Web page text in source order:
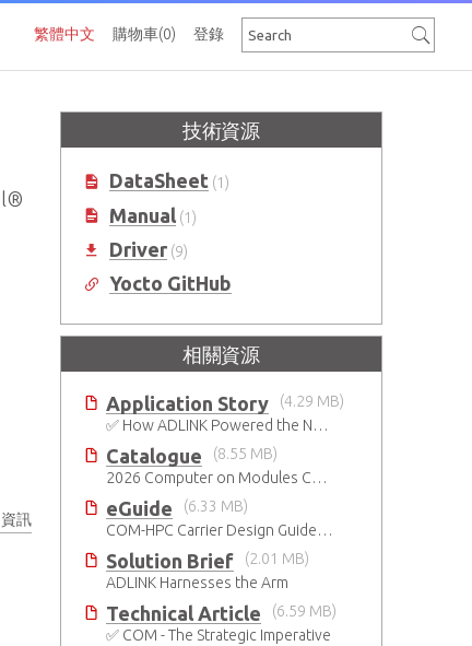
購物車(0)
繁體中文 登錄
訊
技術資源
DataSheet (1)
Manual (1)
Driver (9)
Yocto GitHub
相關資源
Application Story
(4.29 MB)
✅ How ADLINK Powered the Next Leap in Humanoid Robotics
Catalogue
(8.55 MB)
2026 Computer on Modules Catalog (COM-HPC, COM Express , SMARC, OSM, Qseven and ETX)
eGuide
(6.33 MB)
COM-HPC Carrier Design Guide Rev.2.2
Solution Brief
(2.01 MB)
ADLINK Harnesses the Arm
Technical Article
(6.59 MB)
✅ COM - The Strategic Imperative